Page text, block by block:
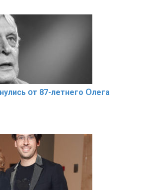
օт 87-лeтнего Օлега